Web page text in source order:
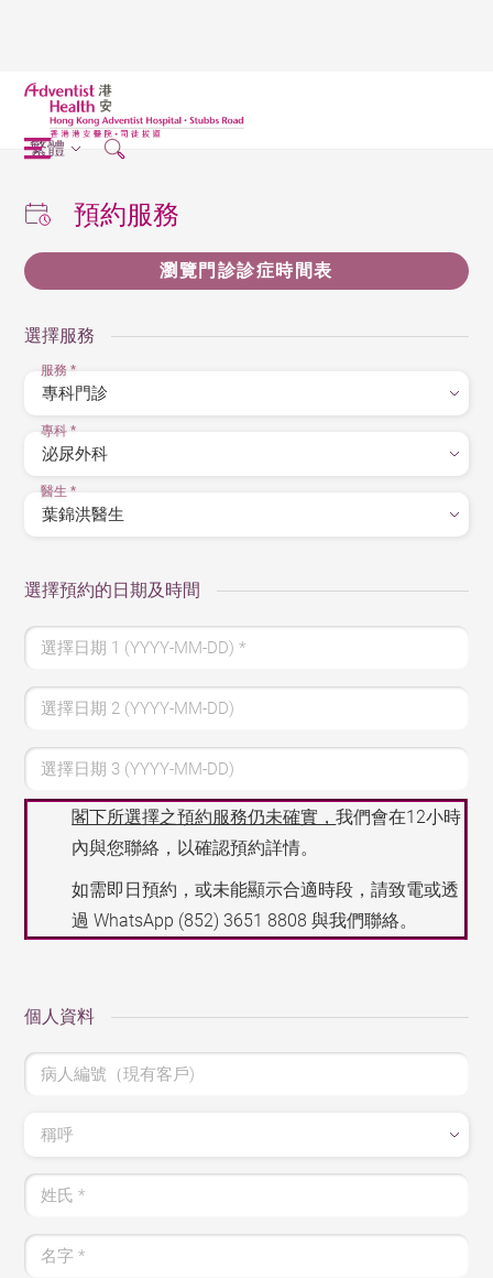
繁體
預約服務
瀏覽門診診症時間表
選擇服務
服務*
專科*
醫生*
選擇預約的日期及時間
選擇日期 1 (YYYY-MM-DD)*
選擇日期 2 (YYYY-MM-DD)
選擇日期 3 (YYYY-MM-DD)
閣下所選擇之預約服務仍未確實，我們會在12小時
內與您聯絡，以確認預約詳情。
如需即日預約，或未能顯示合適時段，請致電或透
過 WhatsApp (852) 3651 8808 與我們聯絡。
個人資料
病人編號（現有客戶)
稱呼
姓氏*
名字*